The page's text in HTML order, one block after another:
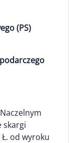
(PS)
skargi
od wyroku